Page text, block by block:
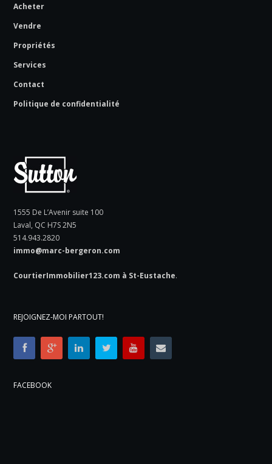
Acheter
Vendre
Propriétés
Services
Contact
Politique de confidentialité
1555 De L’Avenir suite 100
Laval, QC H7S 2N5
514.943.2820
immo@marc-bergeron.com
CourtierImmobilier123.com à St-Eustache.
REJOIGNEZ-MOI PARTOUT!
FACEBOOK